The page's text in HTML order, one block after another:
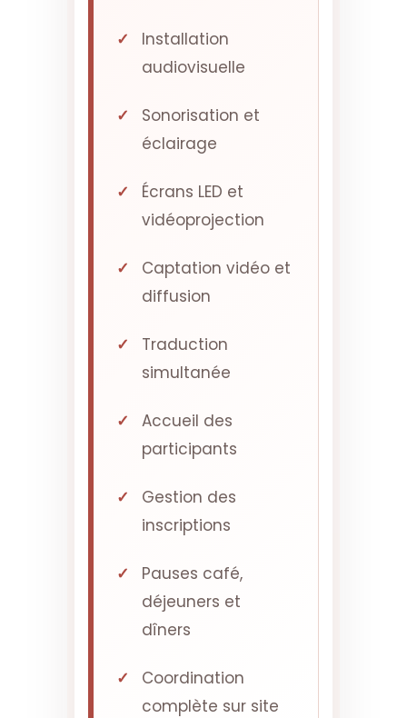
Installation
audiovisuelle
Sonorisation et
éclairage
Écrans LED et
vidéoprojection
Captation vidéo et
diffusion
Traduction
simultanée
Accueil des
participants
Gestion des
inscriptions
Pauses café,
déjeuners et
dîners
Coordination
complète sur site